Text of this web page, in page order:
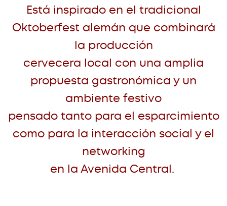
Está inspirado en el tradicional
Oktoberfest alemán que combinará
la producción
cervecera local con una amplia
propuesta gastronómica y un
ambiente festivo
pensado tanto para el esparcimiento
como para la interacción social y el
networking
en la Avenida Central.